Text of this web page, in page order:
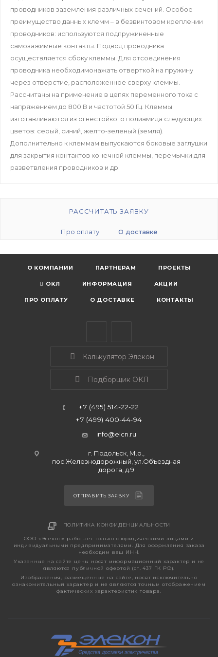
проводников заземления различных сечений. Особое
преимущество данных клемм – в безвинтовом креплении
проводников: используются подпружиненные
самозажимные контакты. Подвод проводника
осуществляется сбоку клеммы. Для отсоединения
проводника необходимонажать отверткой на пружину
через отверстие, расположенное сверху клеммы.
Рассчитаны на применение в цепях переменного тока с
напряжением до 800 В и частотой 50 Гц. Клеммы
изготавливаются из огнестойкого полиамида следующих
цветов: серый, синий, желто-зеленый (земля).
Дополнительно к клеммам выпускаются боковые заглушки
для закрытия контактов конечной клеммы, перемычки для
разветвления проводников и др.
РАССЧИТАТЬ ЗАЯВКУ
Про оплату О доставке
О КОМПАНИИ ПАРТНЕРАМ ПРОЕКТЫ
ОКЛ ИНФОРМАЦИЯ АКЦИИ
ПРО ОПЛАТУ О ДОСТАВКЕ КОНТАКТЫ
Калькулятор Элекон
Подборщик ОКЛ
+7 (495) 514-22-22
+7 (499) 400-44-94
info@elcn.ru
г. Подольск, М.о.,
пос.Железнодорожный, ул.Объездная
дорога, д.9
ОТПРАВИТЬ ЗАЯВКУ
ПОЛИТИКА КОНФИДЕНЦИАЛЬНОСТИ
ООО «Элекон» работает только с юридическими лицами и
индивидуальными предпринимателями. Для оформления заказа
необходим ваш ИНН.
Указанные на сайте цены носят информационный характер и не
являются публичной офертой (ст. 437 ГК РФ).
Изображения, размещенные на сайте, носят исключительно
ознакомительный характер и не являются точным отображением
фактических характеристик товара.